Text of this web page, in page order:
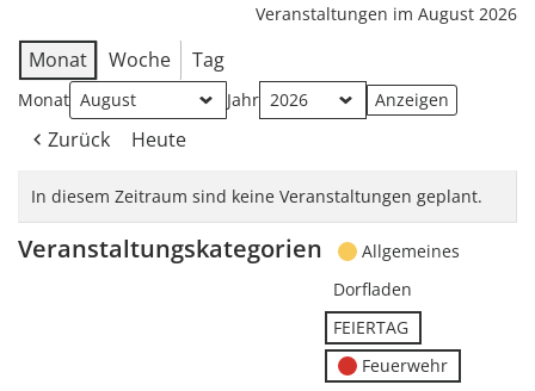
Veranstaltungen im August 2026
Monat Woche Tag
Monat Jahr
Zurück Heute
In diesem Zeitraum sind keine Veranstaltungen geplant.
Veranstaltungskategorien
Allgemeines
Dorfladen
FEIERTAG
Feuerwehr